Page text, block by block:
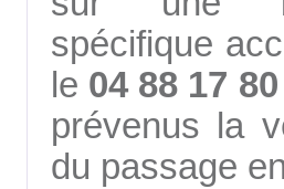
spécifique
le 04 88 17
prévenus la
du passage